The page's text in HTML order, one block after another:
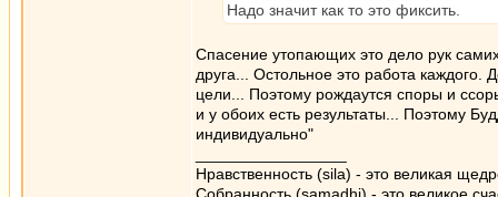
Надо значит как то это фиксить.
Спасение утопающих это дело рук
друга... Остольное это работа каждого.
цели... Поэтому рождаутся споры и
и у обоих есть результаты... Поэтому
индивидуально"
Нравственность (sila) - это великая